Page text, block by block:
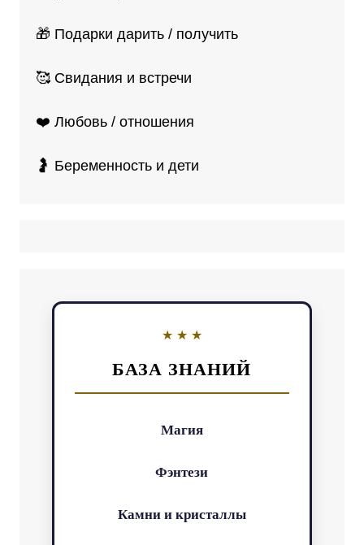
🎁 Подарки дарить / получить
🥰 Свидания и встречи
❤️ Любовь / отношения
🤰 Беременность и дети
БАЗА ЗНАНИЙ
Магия
Фэнтези
Камни и кристаллы